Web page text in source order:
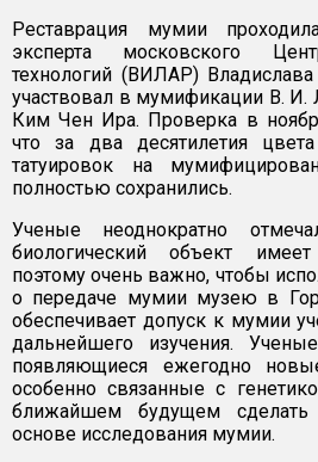
Реставрация мумии
эксперта московского
технологий (ВИЛАР)
участвовал в мумификации В.
Ким Чен Ира. Проверка в
что за два десятилетия
татуировок на
полностью сохранились.
Ученые неоднократно
биологический объект
поэтому очень важно, чтобы
о передаче мумии музею в
обеспечивает допуск к мумии
дальнейшего изучения.
появляющиеся ежегодно
особенно связанные с
ближайшем будущем
основе исследования мумии.